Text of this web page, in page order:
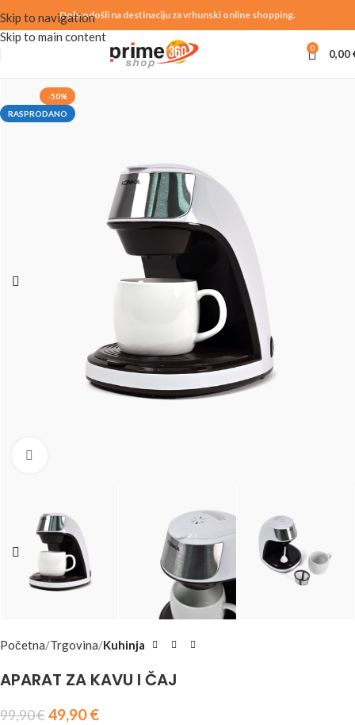
Skip to navigation
Skip to main content
Dobrodošli na destinaciju za vrhunski online shopping.
0 0,00
-50%
RASPRODANO
Početna Trgovina Kuhinja
APARAT ZA KAVU I ČAJ
99,90€49,90€